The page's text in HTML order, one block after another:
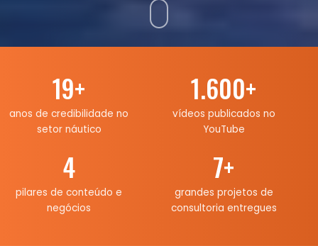
19+
anos de credibilidade no
setor náutico
1.600+
vídeos publicados no
YouTube
4
pilares de conteúdo e
negócios
7+
grandes projetos de
consultoria entregues